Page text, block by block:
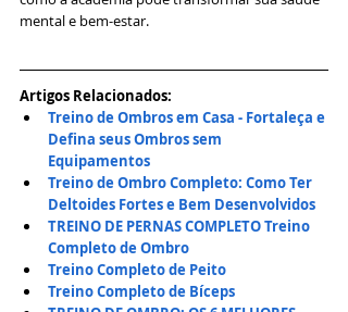
mental e bem-estar.
Artigos Relacionados:
Treino de Ombros em Casa - Fortaleça e
Defina seus Ombros sem
Equipamentos
Treino de Ombro Completo: Como Ter
Deltoides Fortes e Bem Desenvolvidos
TREINO DE PERNAS COMPLETOTreino
Completo de Ombro
Treino Completo de Peito
Treino Completo de Bíceps